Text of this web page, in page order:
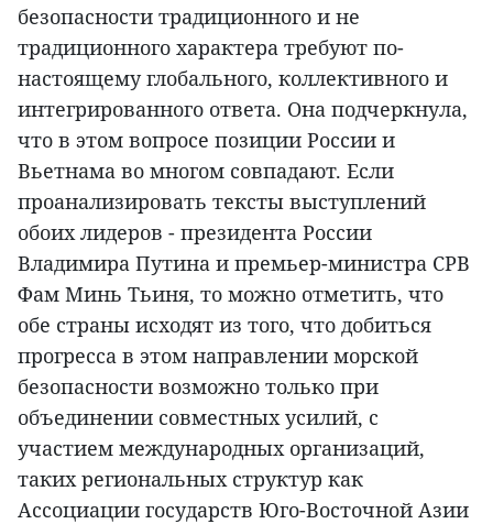
безопасности традиционного и не
традиционного характера требуют по-
настоящему глобального, коллективного и
интегрированного ответа. Она подчеркнула,
что в этом вопросе позиции России и
Вьетнама во многом совпадают. Если
проанализировать тексты выступлений
обоих лидеров - президента России
Владимира Путина и премьер-министра СРВ
Фам Минь Тьиня, то можно отметить, что
обе страны исходят из того, что добиться
прогресса в этом направлении морской
безопасности возможно только при
объединении совместных усилий, с
участием международных организаций,
таких региональных структур как
Ассоциации государств Юго-Восточной Азии